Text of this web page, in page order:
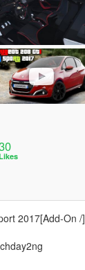
2017[Add-On /]